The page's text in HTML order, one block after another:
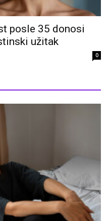
posle 35 donosi
užitak
0